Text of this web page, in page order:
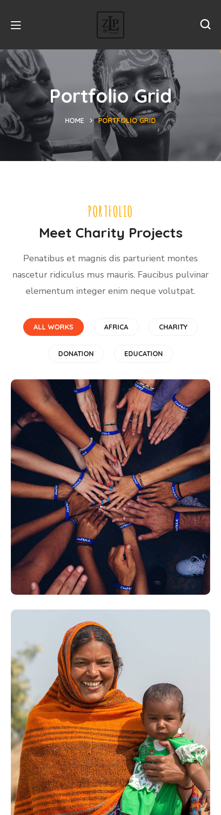
Portfolio Grid
HOME PORTFOLIO GRID
PORTFOLIO
Meet Charity Projects
Penatibus et magnis dis parturient montes
nascetur ridiculus mus mauris. Faucibus pulvinar
elementum integer enim neque volutpat.
ALL WORKS AFRICA CHARITY
DONATION EDUCATION
Rescue, Love, Save
#DONATION
Little Help
#CHARITY